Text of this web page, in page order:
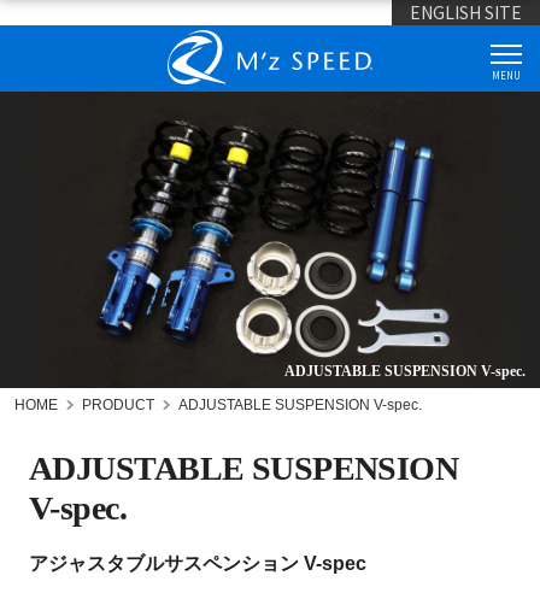
ENGLISH SITE
MENU
ADJUSTABLE SUSPENSION V-spec.
HOME
PRODUCT ADJUSTABLE SUSPENSION V-spec.
ADJUSTABLE SUSPENSION
V-spec.
アジャスタブルサスペンション V-spec